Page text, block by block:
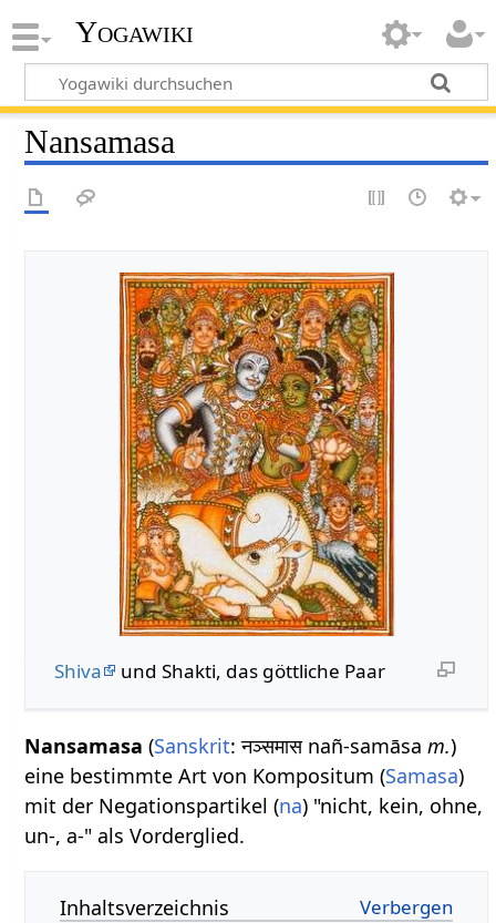
Yogawiki
Nansamasa
Shiva und Shakti, das göttliche Paar
Nansamasa (Sanskrit: नञ्समास nañ-samāsam.)
eine bestimmte Art von Kompositum (Samasa)
mit der Negationspartikel (na) "nicht, kein, ohne,
un-, a-" als Vorderglied.
Inhaltsverzeichnis